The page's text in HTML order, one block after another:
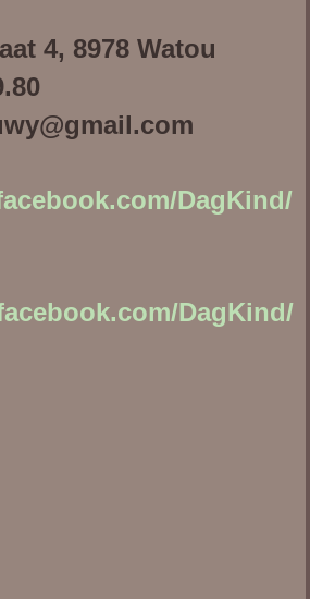
4, 8978 Watou
DagKind/
DagKind/